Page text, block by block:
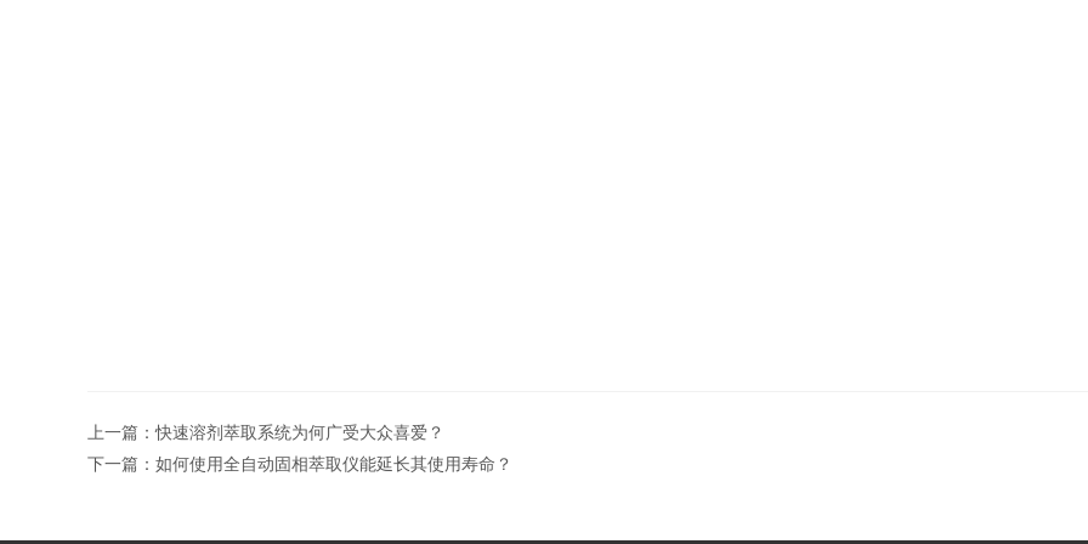
上一篇：快速溶剂萃取系统为何广受大众喜爱？
下一篇： 如何使用全自动固相萃取仪能延长其使用寿命？